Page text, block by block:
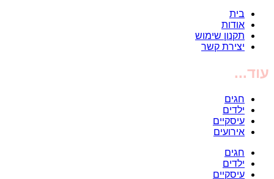
בית
אודות
תקנון שימוש
יצירת קשר
עוד...
חגים
ילדים
עיסקיים
אירועים
חגים
ילדים
עיסקיים